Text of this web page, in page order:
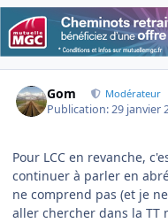
Gom Modérateur
Publication:29 janvier
Pour LCC en revanche,
continuer à parler en
ne comprend pas (et je
aller chercher dans la